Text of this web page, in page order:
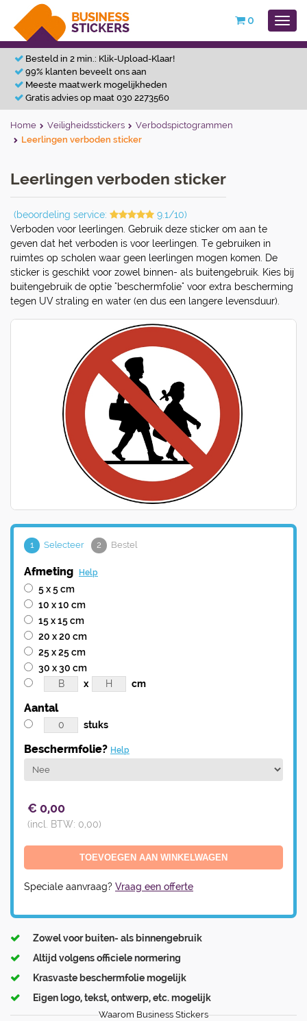
0
Besteld in 2 min.: Klik-Upload-Klaar!
99% klanten beveelt ons aan
Meeste maatwerk mogelijkheden
Gratis advies op maat 030 2273560
Home Veiligheidsstickers
Verbodspictogrammen
Leerlingen verboden sticker
Leerlingen verboden sticker
(beoordeling service:
9.1/10)
Verboden voor leerlingen. Gebruik deze sticker om aan te
geven dat het verboden is voor leerlingen. Te gebruiken in
ruimtes op scholen waar geen leerlingen mogen komen. De
sticker is geschikt voor zowel binnen- als buitengebruik. Kies bij
buitengebruik de optie "beschermfolie" voor extra bescherming
tegen UV straling en water (en dus een langere levensduur).
1 Selecteer 2 Bestel
Afmeting Help
5 x 5 cm
10 x 10 cm
15 x 15 cm
20 x 20 cm
25 x 25 cm
30 x 30 cm
x
cm
Aantal
stuks
Beschermfolie? Help
€ 0,00
(incl. BTW: 0,00)
Speciale aanvraag? Vraag een offerte
Zowel voor buiten- als binnengebruik
Altijd volgens officiele normering
Krasvaste beschermfolie mogelijk
Eigen logo, tekst, ontwerp, etc. mogelijk
Waarom Business Stickers